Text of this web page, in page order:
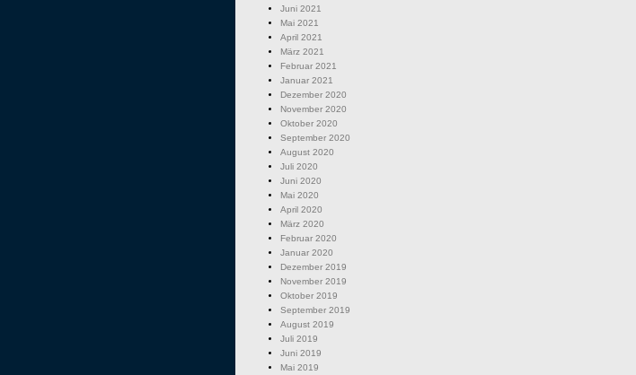
Juni 2021
Mai 2021
April 2021
März 2021
Februar 2021
Januar 2021
Dezember 2020
November 2020
Oktober 2020
September 2020
August 2020
Juli 2020
Juni 2020
Mai 2020
April 2020
März 2020
Februar 2020
Januar 2020
Dezember 2019
November 2019
Oktober 2019
September 2019
August 2019
Juli 2019
Juni 2019
Mai 2019